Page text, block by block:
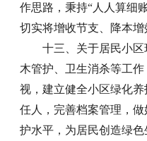
作思路，秉持“人人算细
切实将增收节支、降本增
十三、关于居民小
木管护、卫生消杀等工
视，建立健全小区绿化
任人，完善档案管理，
护水平，为居民创造绿色